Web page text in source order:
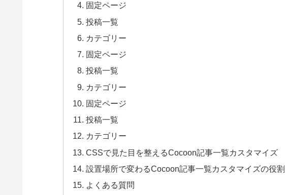
固定ページ
投稿一覧
カテゴリー
固定ページ
投稿一覧
カテゴリー
固定ページ
投稿一覧
カテゴリー
CSSで見た目を整えるCocoon記事一覧カスタマイズ
設置場所で変わるCocoon記事一覧カスタマイズの役割
よくある質問